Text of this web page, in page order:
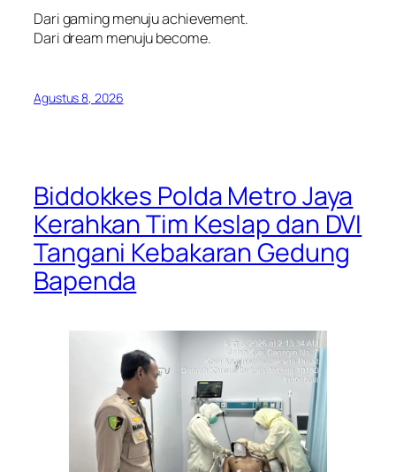
Dari gaming menuju achievement.
Dari dream menuju become.
Agustus 8, 2026
Biddokkes Polda Metro Jaya
Kerahkan Tim Keslap dan DVI
Tangani Kebakaran Gedung
Bapenda